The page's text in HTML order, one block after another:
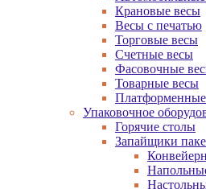
Крановые весы
Весы с печатью
Торговые весы
Счетные весы
Фасовочные
Товарные весы
Упаковочное
Горячие столы
Запайщики